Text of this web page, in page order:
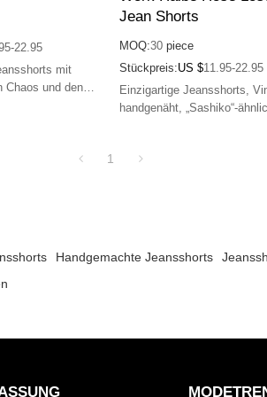
22.95
mit
Chaos und den
Jean Shorts
MOQ:30 piece
Stückpreis:US $11.95-22.95
Einzigartige Jeansshorts,
handgenäht, „Sashiko“-
Stil.
1
Handgemachte Jeansshorts